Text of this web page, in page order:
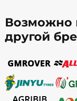
Возможно
другой